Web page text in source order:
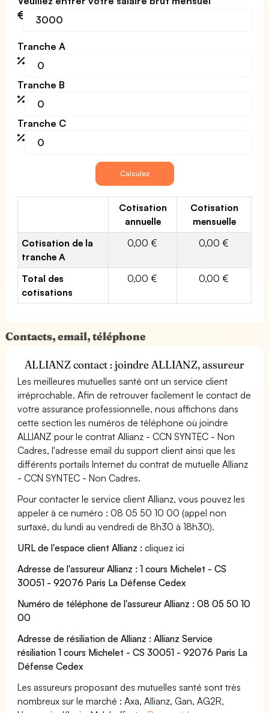
Tranche A
Tranche B
Tranche C
Cotisation
annuelle
Cotisation
mensuelle
Cotisation de la
tranche A
0,00 € 0,00 €
Total des
cotisations
0,00 € 0,00 €
Contacts, email, téléphone
ALLIANZ contact : joindre ALLIANZ, assureur
Les meilleures mutuelles santé ont un service client
irréprochable. Afin de retrouver facilement le contact de
votre assurance professionnelle, nous affichons dans
cette section les numéros de téléphone où joindre
ALLIANZ pour le contrat Allianz - CCN SYNTEC - Non
Cadres, l'adresse email du support client ainsi que les
différents portails Internet du contrat de mutuelle Allianz
- CCN SYNTEC - Non Cadres.
Pour contacter le service client Allianz, vous pouvez les
appeler à ce numéro : 08 05 50 10 00 (appel non
surtaxé, du lundi au vendredi de 8h30 à 18h30).
URL de l'espace client Allianz :cliquez ici
Adresse de l'assureur Allianz : 1 cours Michelet - CS
30051 - 92076 Paris La Défense Cedex
Numéro de téléphone de l'assureur Allianz : 08 05 50 10
00
Adresse de résiliation de Allianz : Allianz Service
résiliation 1 cours Michelet - CS 30051 - 92076 Paris La
Défense Cedex
Les assureurs proposant des mutuelles santé sont très
nombreux sur le marché : Axa, Allianz, Gan, AG2R,